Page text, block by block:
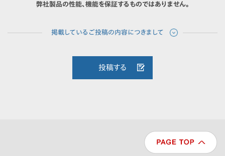
弊社製品の性能、機能を保証するものではありません。
投稿する